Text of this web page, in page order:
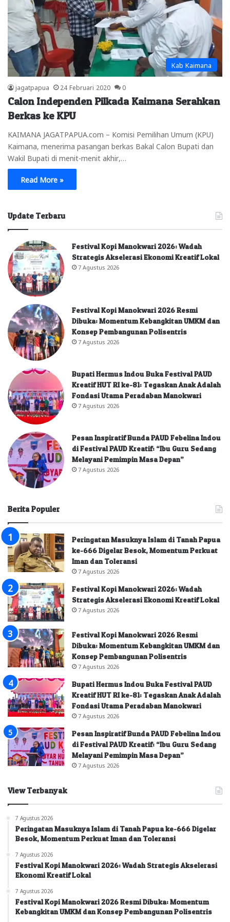
Kab Kaimana
jagatpapua 24 Februari 2020 0
Calon Independen Pilkada Kaimana Serahkan
Berkas ke KPU
KAIMANA JAGATPAPUA.com – Komisi Pemilihan Umum (KPU)
Kaimana, menerima pasangan berkas Bakal Calon Bupati dan
Wakil Bupati di menit-menit akhir,…
Read More »
Update Terbaru
Festival Kopi Manokwari 2026: Wadah
Strategis Akselerasi Ekonomi Kreatif Lokal
7 Agustus 2026
Festival Kopi Manokwari 2026 Resmi
Dibuka: Momentum Kebangkitan UMKM dan
Konsep Pembangunan Polisentris
7 Agustus 2026
Bupati Hermus Indou Buka Festival PAUD
Kreatif HUT RI ke-81: Tegaskan Anak Adalah
Fondasi Utama Peradaban Manokwari
7 Agustus 2026
Pesan Inspiratif Bunda PAUD Febelina Indou
di Festival PAUD Kreatif: “Ibu Guru Sedang
Melayani Pemimpin Masa Depan”
7 Agustus 2026
Berita Populer
Peringatan Masuknya Islam di Tanah Papua
ke-666 Digelar Besok, Momentum Perkuat
Iman dan Toleransi
7 Agustus 2026
Festival Kopi Manokwari 2026: Wadah
Strategis Akselerasi Ekonomi Kreatif Lokal
7 Agustus 2026
Festival Kopi Manokwari 2026 Resmi
Dibuka: Momentum Kebangkitan UMKM dan
Konsep Pembangunan Polisentris
7 Agustus 2026
Bupati Hermus Indou Buka Festival PAUD
Kreatif HUT RI ke-81: Tegaskan Anak Adalah
Fondasi Utama Peradaban Manokwari
7 Agustus 2026
Pesan Inspiratif Bunda PAUD Febelina Indou
di Festival PAUD Kreatif: “Ibu Guru Sedang
Melayani Pemimpin Masa Depan”
7 Agustus 2026
View Terbanyak
7 Agustus 2026
Peringatan Masuknya Islam di Tanah Papua ke-666 Digelar
Besok, Momentum Perkuat Iman dan Toleransi
7 Agustus 2026
Festival Kopi Manokwari 2026: Wadah Strategis Akselerasi
Ekonomi Kreatif Lokal
7 Agustus 2026
Festival Kopi Manokwari 2026 Resmi Dibuka: Momentum
Kebangkitan UMKM dan Konsep Pembangunan Polisentris